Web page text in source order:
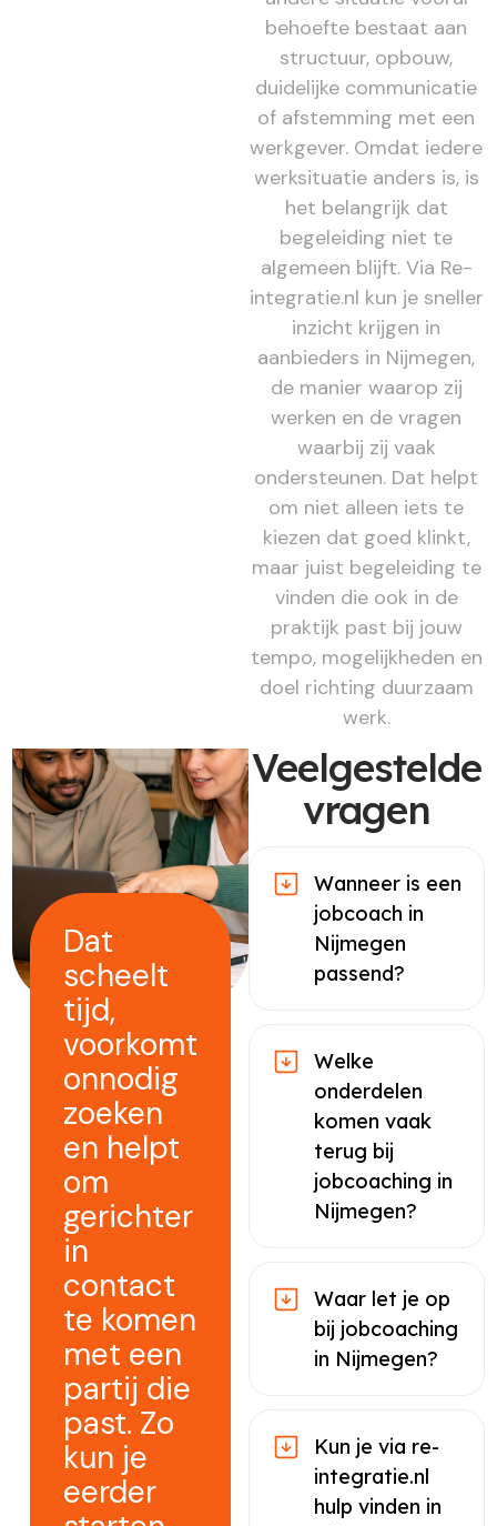
behoefte bestaat aan
structuur, opbouw,
duidelijke communicatie
of afstemming met een
werkgever. Omdat iedere
werksituatie anders is, is
het belangrijk dat
begeleiding niet te
algemeen blijft. Via Re-
integratie.nl kun je sneller
inzicht krijgen in
aanbieders in Nijmegen,
de manier waarop zij
werken en de vragen
waarbij zij vaak
ondersteunen. Dat helpt
om niet alleen iets te
kiezen dat goed klinkt,
maar juist begeleiding te
vinden die ook in de
praktijk past bij jouw
tempo, mogelijkheden en
doel richting duurzaam
werk.
Dat
scheelt
tijd,
voorkomt
onnodig
zoeken
en helpt
om
gerichter
in
contact
te komen
met een
partij die
past. Zo
kun je
eerder
Veelgestelde
vragen
Wanneer is een
jobcoach in
Nijmegen
passend?
Welke
onderdelen
komen vaak
terug bij
jobcoaching in
Nijmegen?
Waar let je op
bij jobcoaching
in Nijmegen?
Kun je via re-
integratie.nl
hulp vinden in